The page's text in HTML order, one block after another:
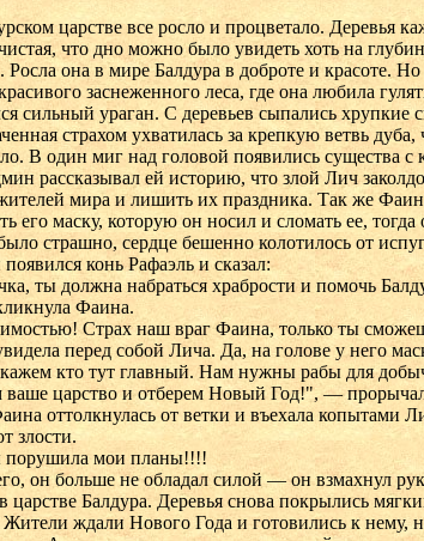
царстве все росло и процветало. Деревья
что дно можно было увидеть хоть на
она в мире Балдура в доброте и красоте.
заснеженного леса, где она любила
сильный ураган. С деревьев сыпались хрупкие
страхом ухватилась за крепкую ветвь
В один миг над головой появились существа
рассказывал ей историю, что злой Лич
мира и лишить их праздника. Так же
его маску, которую он носил и сломать ее,
страшно, сердце бешенно колотилось от
конь Рафаэль и сказал:
ты должна набраться храбрости и помочь
Фаина.
Страх наш враг Фаина, только ты
перед собой Лича. Да, на голове у него
кто тут главный. Нам нужны рабы для
ваше царство и отберем Новый Год!", —
оттолкнулась от ветки и въехала копытами
злости.
порушила мои планы!!!!
он больше не обладал силой — он взмахнул
царстве Балдура. Деревья снова покрылись
Жители ждали Нового Года и готовились к нему,